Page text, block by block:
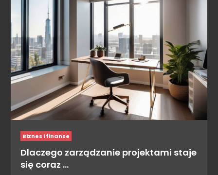
Biznes i finanse
Dlaczego zarządzanie projektami staje
się coraz …